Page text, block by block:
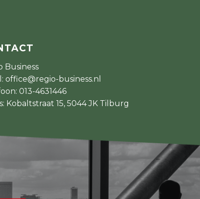
Business
office@regio-business.nl
013-4631446
Kobaltstraat 15, 5044 JK Tilburg